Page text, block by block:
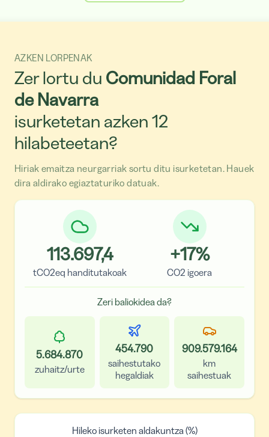
AZKEN LORPENAK
Zer lortu du Comunidad Foral
de Navarra
isurketetan azken 12
hilabeteetan?
Hiriak emaitza neurgarriak sortu ditu isurketetan. Hauek
dira aldirako egiaztaturiko datuak.
113.697,4
tCO2eq handitutakoak
+17%
CO2 igoera
Zeri baliokidea da?
5.684.870
zuhaitz/urte
454.790
saihestutako
hegaldiak
909.579.164
km
saihestuak
Hileko isurketen aldakuntza (%)